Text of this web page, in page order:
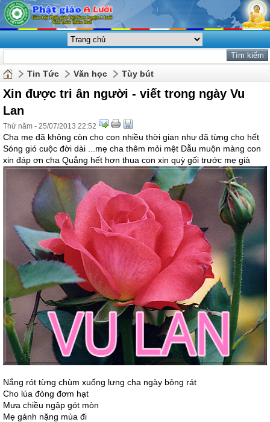
Tin Tức Văn học Tùy bút
Xin được tri ân người - viết trong ngày Vu
Lan
Thứ năm - 25/07/2013 22:52
Cha mẹ đã không còn cho con nhiều thời gian như đã từng cho hết
Sóng gió cuộc đời dài ...mẹ cha thêm mỏi mệt Dẫu muộn màng con
xin đáp ơn cha Quẳng hết hơn thua con xin quỳ gối trước mẹ già
Nắng rót từng chùm xuống lưng cha ngày bỏng rát
Cho lúa đòng đơm hạt
Mưa chiều ngập gót mòn
Mẹ gánh nặng mùa đi